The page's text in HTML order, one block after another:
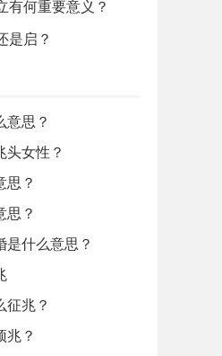
有何重要意义？
是启？
意思？
头女性？
思？
思？
是什么意思？
征兆？
兆？